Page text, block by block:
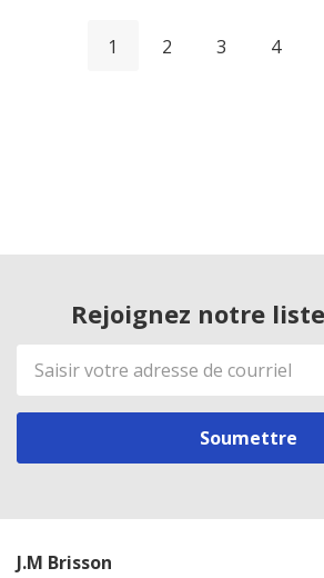
1 2 3 4
Rejoignez notre
Adresse
de
courriel
J.M Brisson